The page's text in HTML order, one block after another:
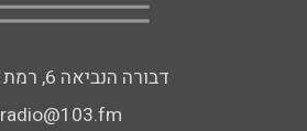
דבורה הנביאה 6, רמת השרון
radio@103.fm